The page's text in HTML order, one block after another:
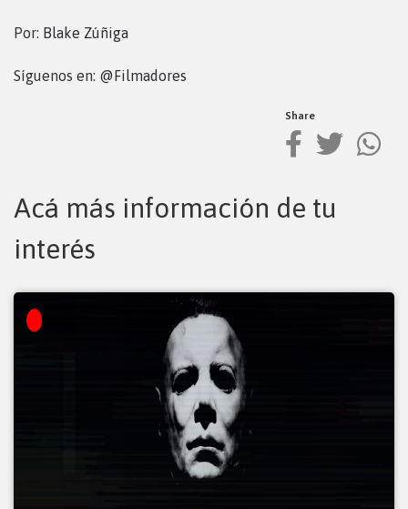
Por: Blake Zúñiga
Síguenos en: @Filmadores
Share
Acá más información de tu
interés